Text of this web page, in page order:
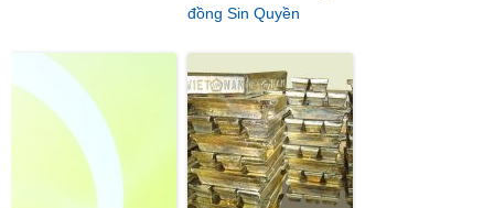
đồng Sin Quyền